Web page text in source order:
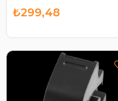
₺299,48